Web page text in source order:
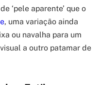
‘pele aparente’ que o
, uma variação ainda
ou navalha para um
a outro patamar de